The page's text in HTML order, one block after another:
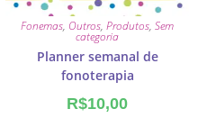
Fonemas, Outros, Produtos, Sem
categoria
Planner semanal de
fonoterapia
R$10,00